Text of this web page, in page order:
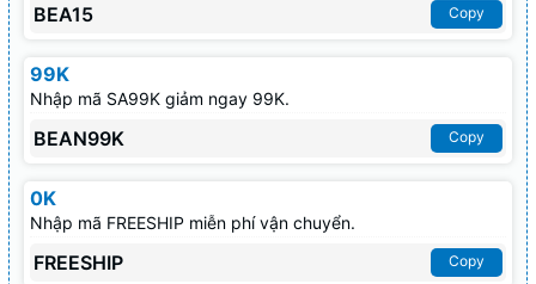
BEA15 Copy
99K
Nhập mã SA99K giảm ngay 99K.
BEAN99K Copy
0K
Nhập mã FREESHIP miễn phí vận chuyển.
FREESHIP Copy